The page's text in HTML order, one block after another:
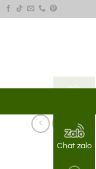
Chat zalo